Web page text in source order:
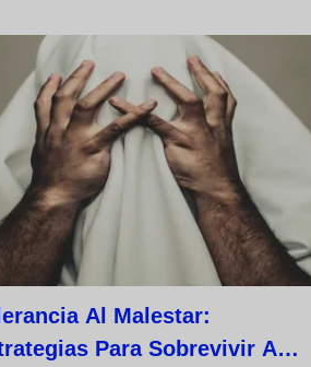
Al Malestar:
Para Sobrevivir A